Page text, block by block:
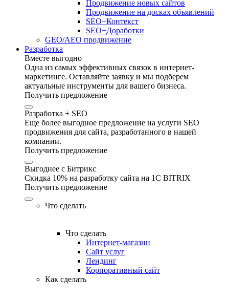
Продвижение новых сайтов
Продвижение на досках объявлений
SEO+Контекст
SEO+Доработки
GEO/AEO продвижение
Разработка
Вместе выгодно
Одна из самых эффективных связок в интернет-
маркетинге. Оставляйте заявку и мы подберем
актуальные инструменты для вашего бизнеса.
Получить предложение
Разработка + SEO
Еще более выгодное предложение на услуги SEO
продвижения для сайта, разработанного в нашей
компании.
Получить предложение
Выгоднее с Битрикс
Скидка 10% на разработку сайта на 1C BITRIX
Получить предложение
Что сделать
Что сделать
Интернет-магазин
Сайт услуг
Лендинг
Корпоративный сайт
Как сделать